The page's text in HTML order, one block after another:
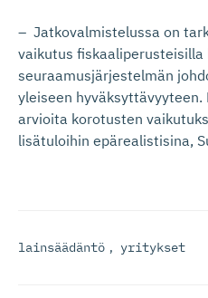
– Jatkovalmistelussa on
vaikutus fiskaaliperusteisilla
seuraamusjärjestelmän
yleiseen
arvioita korotusten
lisätuloihin epärealistisina,
lainsäädäntö , yritykset